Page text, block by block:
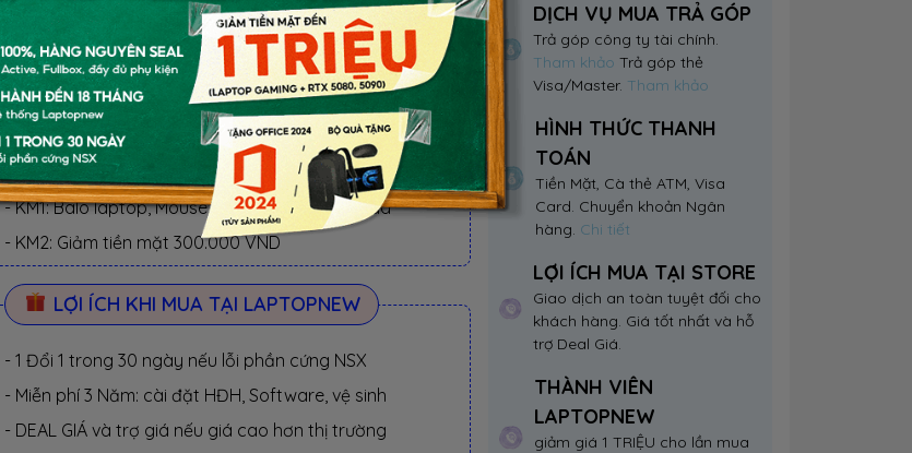
- Laptop Business. Giảm TM 500K
- Laptop RTX 5080, 5090: Giảm TM 1 TRIỆU
BỘ QUÀ TẶNG
QUÀ TẶNG ƯU ĐÃI (CHỌN 1 TRONG KM):
- KM1: Balo laptop, Mouse không dây, Mousepad
- KM2: Giảm tiền mặt 300.000 VND
LỢI ÍCH KHI MUA TẠI LAPTOPNEW
- 1 Đổi 1 trong 30 ngày nếu lỗi phần cứng NSX
- Miễn phí 3 Năm: cài đặt HĐH, Software, vệ sinh
- DEAL GIÁ và trợ giá nếu giá cao hơn thị trường
DỊCH VỤ MUA TRẢ GÓP
Trả góp công ty tài chính.
Tham khảoTrả góp thẻ
Visa/Master. Tham khảo
HÌNH THỨC THANH
TOÁN
Tiền Mặt, Cà thẻ ATM, Visa
Card. Chuyển khoản Ngân
hàng. Chi tiết
LỢI ÍCH MUA TẠI STORE
Giao dịch an toàn tuyệt đối cho
khách hàng. Giá tốt nhất và hỗ
trợ Deal Giá.
THÀNH VIÊN
LAPTOPNEW
giảm giá 1 TRIỆU cho lần mua